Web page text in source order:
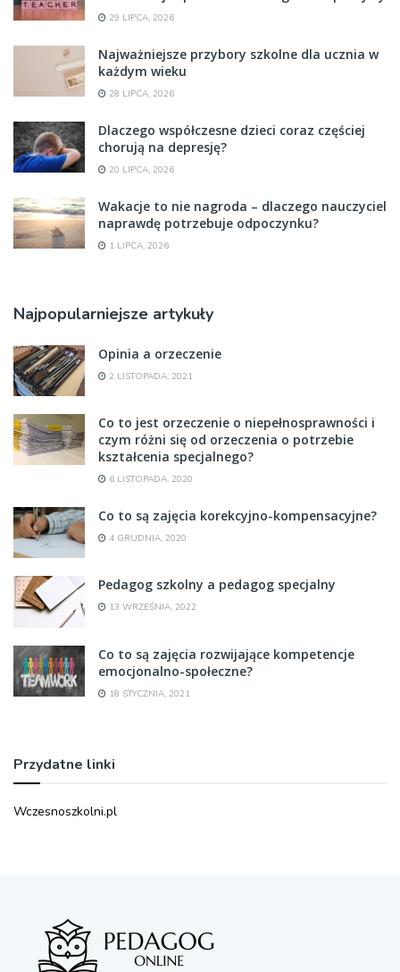
29 LIPCA, 2026
Najważniejsze przybory szkolne dla ucznia w
każdym wieku
28 LIPCA, 2026
Dlaczego współczesne dzieci coraz częściej
chorują na depresję?
20 LIPCA, 2026
Wakacje to nie nagroda – dlaczego nauczyciel
naprawdę potrzebuje odpoczynku?
1 LIPCA, 2026
Najpopularniejsze artykuły
Opinia a orzeczenie
2 LISTOPADA, 2021
Co to jest orzeczenie o niepełnosprawności i
czym różni się od orzeczenia o potrzebie
kształcenia specjalnego?
6 LISTOPADA, 2020
Co to są zajęcia korekcyjno-kompensacyjne?
4 GRUDNIA, 2020
Pedagog szkolny a pedagog specjalny
13 WRZEŚNIA, 2022
Co to są zajęcia rozwijające kompetencje
emocjonalno-społeczne?
18 STYCZNIA, 2021
Przydatne linki
Wczesnoszkolni.pl